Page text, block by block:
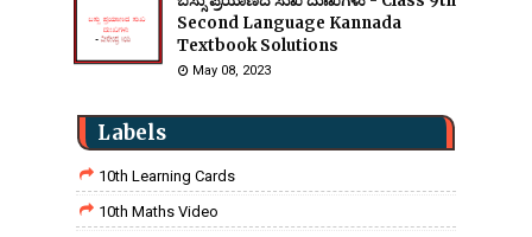
Second Language Kannada
Textbook Solutions
May 08, 2023
Labels
10th Learning Cards
10th Maths Video